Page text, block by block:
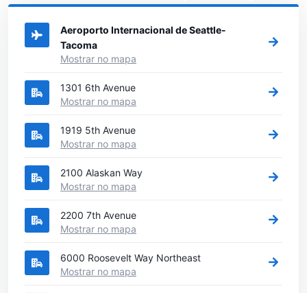
carro
Aeroporto Internacional de Seattle-
Tacoma
Mostrar no mapa
1301 6th Avenue
Mostrar no mapa
1919 5th Avenue
Mostrar no mapa
2100 Alaskan Way
Mostrar no mapa
2200 7th Avenue
Mostrar no mapa
6000 Roosevelt Way Northeast
Mostrar no mapa